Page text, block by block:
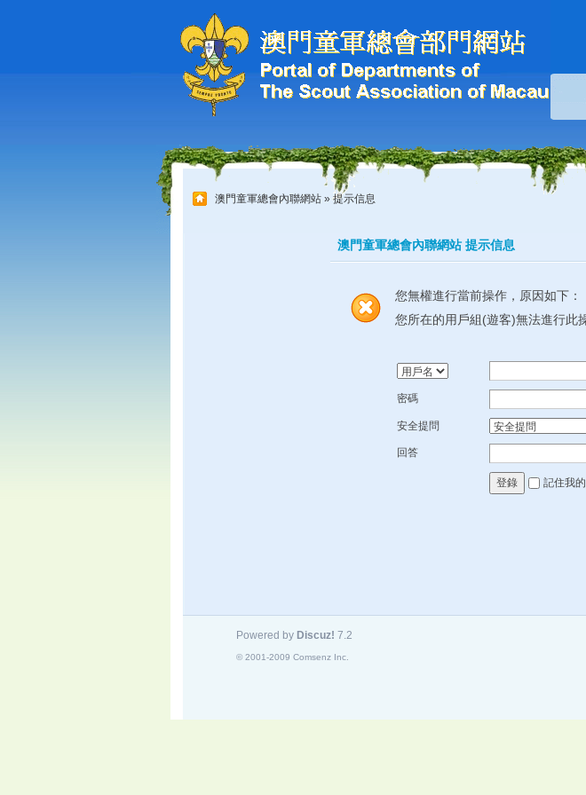
澳門童軍總會內聯網站 » 提示信息
澳門童軍總會內聯網站 提示信息
您無權進行當前操作，原因如下：
您所在的用戶組(遊客)無法進行此
密碼
安全提問
回答
登錄 記住我
Powered by Discuz! 7.2
© 2001-2009 Comsenz Inc.